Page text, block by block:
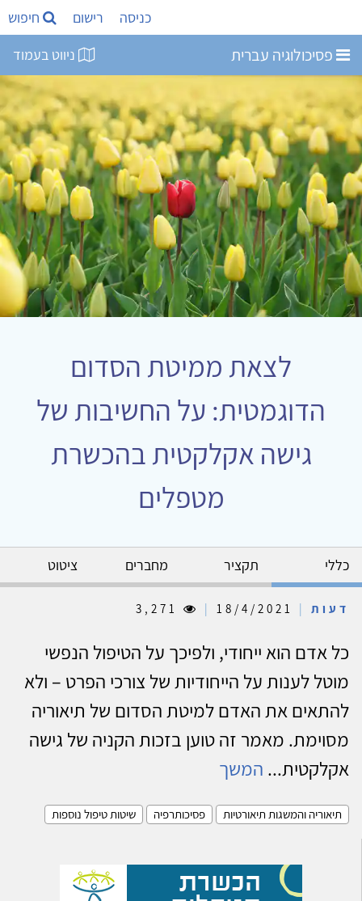
כניסה רישום חיפוש
פסיכולוגיה עברית ניווט בעמוד
לצאת ממיטת הסדום
הדוגמטית: על החשיבות של
גישה אקלקטית בהכשרת
מטפלים
כללי תקציר מחברים ציטוט
דעות |
|
כל אדם הוא ייחודי, ולפיכך על הטיפול הנפשי
מוטל לענות על הייחודיות של צורכי הפרט – ולא
להתאים את האדם למיטת הסדום של תיאוריה
מסוימת. מאמר זה טוען בזכות הקניה של גישה
אקלקטית... המשך
תיאוריה והמשגות תיאורטיות פסיכותרפיה שיטות טיפול נוספות